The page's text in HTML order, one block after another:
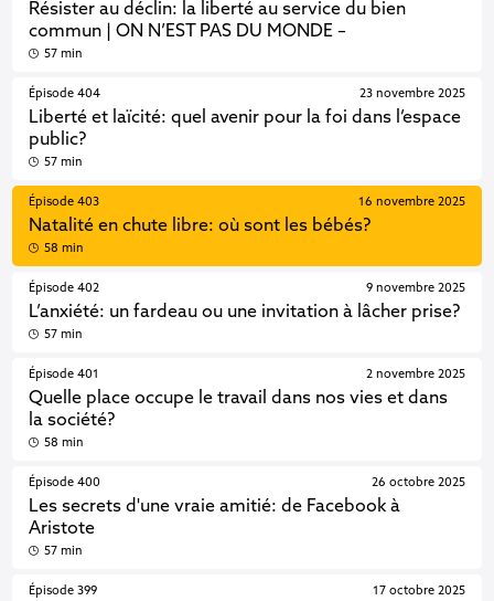
Résister au déclin: la liberté au service du bien
commun | ON N’EST PAS DU MONDE –
57 min
Épisode 404
Liberté et laïcité: quel avenir pour la foi dans l’espace
public?
23 novembre 2025
57 min
Épisode 403
Natalité en chute libre: où sont les bébés?
16 novembre 2025
58 min
Épisode 402
L’anxiété: un fardeau ou une invitation à lâcher prise?
9 novembre 2025
57 min
Épisode 401
Quelle place occupe le travail dans nos vies et dans
la société?
2 novembre 2025
58 min
Épisode 400
Les secrets d'une vraie amitié: de Facebook à
Aristote
26 octobre 2025
57 min
Épisode 399 17 octobre 2025